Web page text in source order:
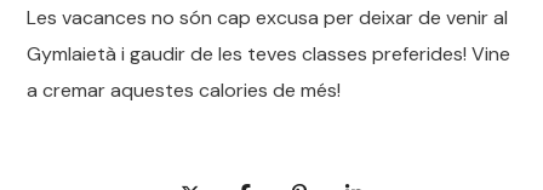
Les vacances no són cap excusa per deixar de venir al
Gymlaietà i gaudir de les teves classes preferides! Vine
a cremar aquestes calories de més!